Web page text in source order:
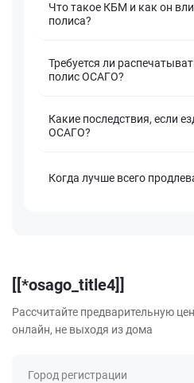
Что такое КБМ и как он
полиса?
Требуется ли
полис ОСАГО?
Какие последствия, если
ОСАГО?
Когда лучше всего
[[*osago_title4]]
Рассчитайте предварительную
онлайн, не выходя из дома
Город регистрации